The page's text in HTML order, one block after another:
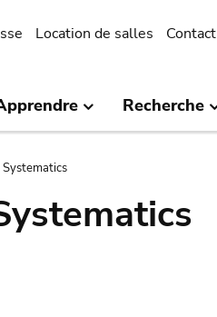
Location de salles Contact
Recherche